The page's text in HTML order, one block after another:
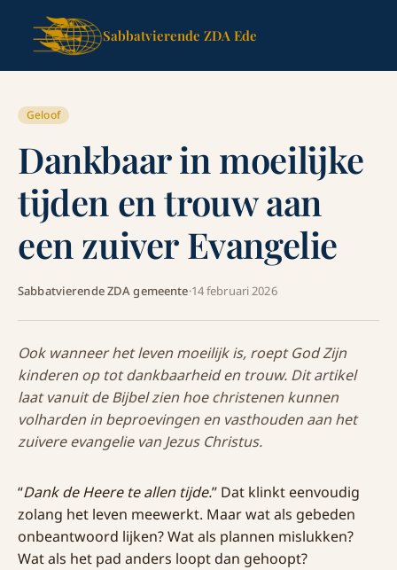
Sabbatvierende ZDA Ede
Geloof
Dankbaar in moeilijke
tijden en trouw aan
een zuiver Evangelie
Sabbatvierende ZDA gemeente·14 februari 2026
Ook wanneer het leven moeilijk is, roept God Zijn
kinderen op tot dankbaarheid en trouw. Dit artikel
laat vanuit de Bijbel zien hoe christenen kunnen
volharden in beproevingen en vasthouden aan het
zuivere evangelie van Jezus Christus.
“Dank de Heere te allen tijde.” Dat klinkt eenvoudig
zolang het leven meewerkt. Maar wat als gebeden
onbeantwoord lijken? Wat als plannen mislukken?
Wat als het pad anders loopt dan gehoopt?